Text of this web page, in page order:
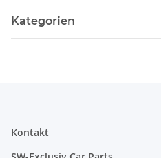
Kategorien
Kontakt